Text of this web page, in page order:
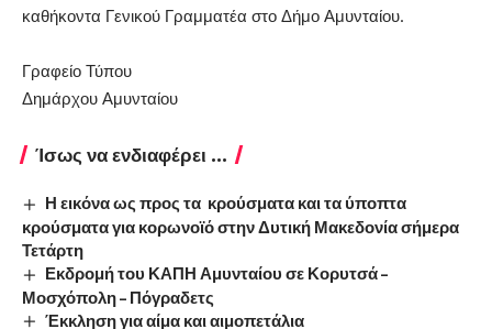
καθήκοντα Γενικού Γραμματέα στο Δήμο Αμυνταίου.
Γραφείο Τύπου
Δημάρχου Αμυνταίου
Ίσως να ενδιαφέρει ...
Η εικόνα ως προς τα κρούσματα και τα ύποπτα
κρούσματα για κορωνοϊό στην Δυτική Μακεδονία σήμερα
Τετάρτη
Εκδρομή του ΚΑΠΗ Αμυνταίου σε Κορυτσά –
Μοσχόπολη – Πόγραδετς
Έκκληση για αίμα και αιμοπετάλια